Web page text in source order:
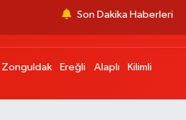
Son Dakika Haberleri
Zonguldak Ereğli Alaplı Kilimli